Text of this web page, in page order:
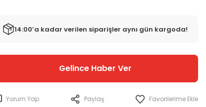
14:00’a kadar verilen siparişler aynı gün kargoda!
Gelince Haber Ver
Yorum Yap Paylaş